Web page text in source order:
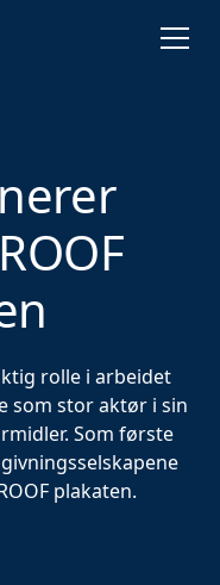
rolle i arbeidet
som stor aktør i sin
Som første
plakaten.